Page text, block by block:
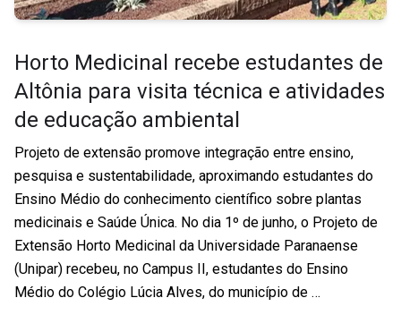
Horto Medicinal recebe estudantes de
Altônia para visita técnica e atividades
de educação ambiental
Projeto de extensão promove integração entre ensino,
pesquisa e sustentabilidade, aproximando estudantes do
Ensino Médio do conhecimento científico sobre plantas
medicinais e Saúde Única. No dia 1º de junho, o Projeto de
Extensão Horto Medicinal da Universidade Paranaense
(Unipar) recebeu, no Campus II, estudantes do Ensino
Médio do Colégio Lúcia Alves, do município de …